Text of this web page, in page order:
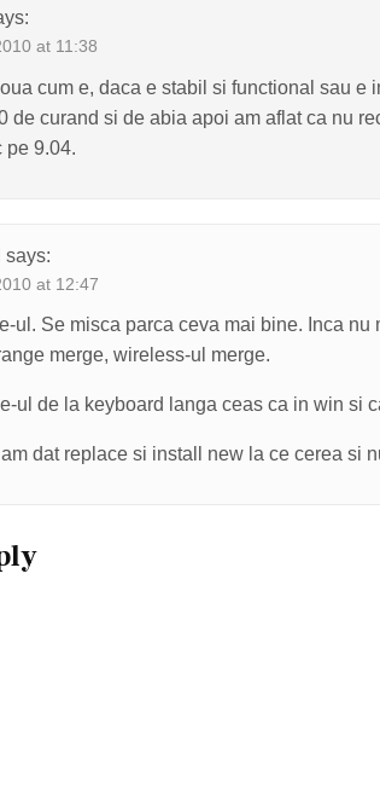
at 11:38
cum e, daca e stabil si functional sau e
de curand si de abia apoi am aflat ca nu
pe 9.04.
says:
at 12:47
ul. Se misca parca ceva mai bine. Inca nu
merge, wireless-ul merge.
ul de la keyboard langa ceas ca in win si
dat replace si install new la ce cerea si